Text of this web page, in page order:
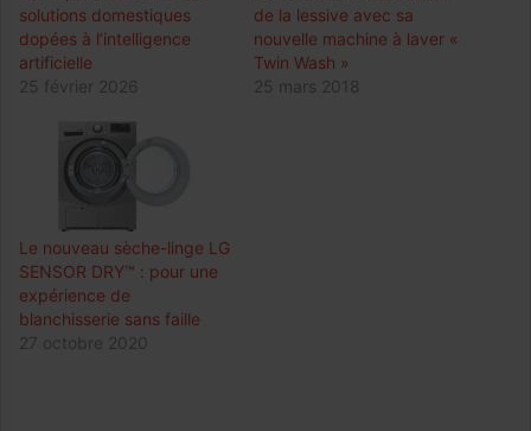
solutions domestiques
dopées à l’intelligence
artificielle
25 février 2026
de la lessive avec sa
nouvelle machine à laver «
Twin Wash »
25 mars 2018
Le nouveau sèche-linge LG
SENSOR DRY™ : pour une
expérience de
blanchisserie sans faille
27 octobre 2020